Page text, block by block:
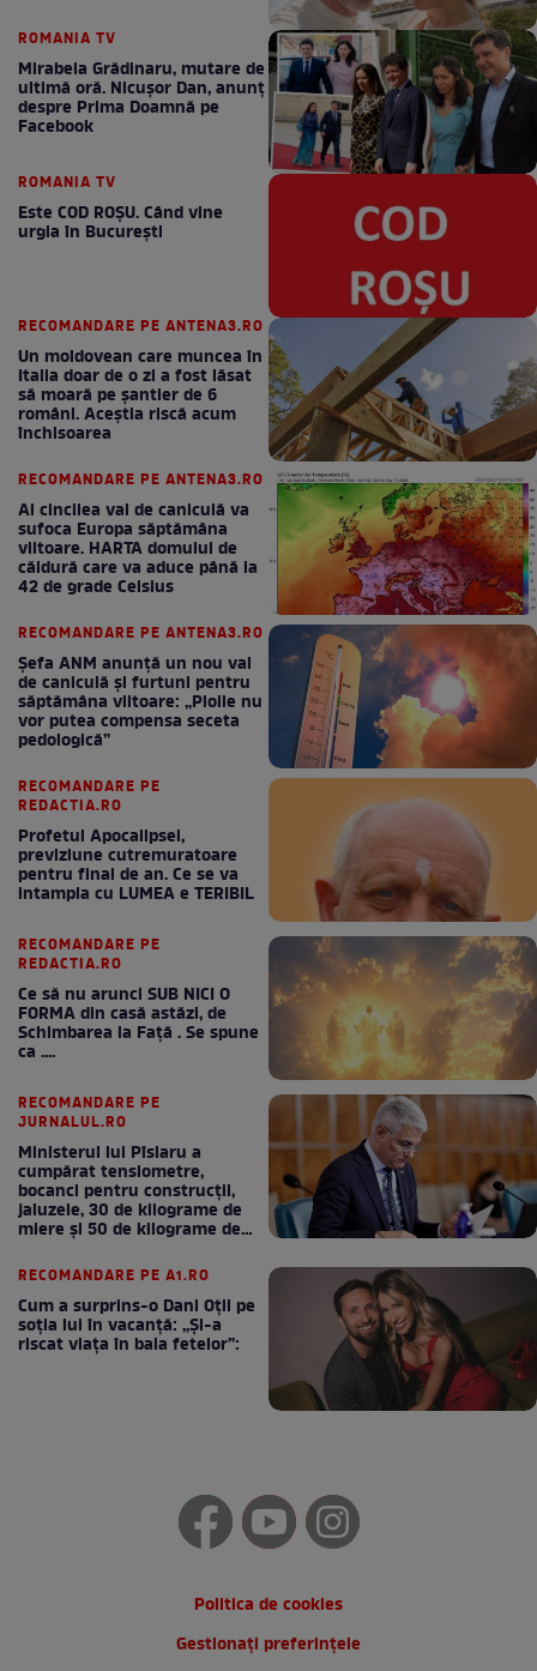
ROMANIA TV
Mirabela Grădinaru, mutare de
ultimă oră. Nicuşor Dan, anunţ
despre Prima Doamnă pe
Facebook
ROMANIA TV
Este COD ROŞU. Când vine
urgia în Bucureşti
RECOMANDARE PE ANTENA3.RO
Un moldovean care muncea în
Italia doar de o zi a fost lăsat
să moară pe şantier de 6
români. Aceștia riscă acum
închisoarea
RECOMANDARE PE ANTENA3.RO
Al cincilea val de caniculă va
sufoca Europa săptămâna
viitoare. HARTA domului de
căldură care va aduce până la
42 de grade Celsius
RECOMANDARE PE ANTENA3.RO
Șefa ANM anunță un nou val
de caniculă și furtuni pentru
săptămâna viitoare: „Ploile nu
vor putea compensa seceta
pedologică”
RECOMANDARE PE
REDACTIA.RO
Profetul Apocalipsei,
previziune cutremuratoare
pentru final de an. Ce se va
intampla cu LUMEA e TERIBIL
RECOMANDARE PE
REDACTIA.RO
Ce să nu arunci SUB NICI O
FORMA din casă astăzi, de
Schimbarea la Față . Se spune
ca ....
RECOMANDARE PE
JURNALUL.RO
Ministerul lui Pîslaru a
cumpărat tensiometre,
bocanci pentru construcții,
jaluzele, 30 de kilograme de
miere și 50 de kilograme de
RECOMANDARE PE A1.RO
Cum a surprins-o Dani Oțil pe
soția lui în vacanță: „Și-a
riscat viața în baia fetelor”:
Politica de cookies
Gestionați preferințele